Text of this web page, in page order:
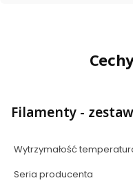
Filamenty - zestaw
Wytrzymałość
Seria producenta